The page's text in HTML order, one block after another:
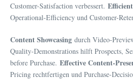
Customer-Satisfaction verbessert.
Operational-Efficiency und Customer-
Content Showcasing durch Video-
Quality-Demonstrations hilft Prospects,
before Purchase. Effective Content-
Pricing rechtfertigen und Purchase-